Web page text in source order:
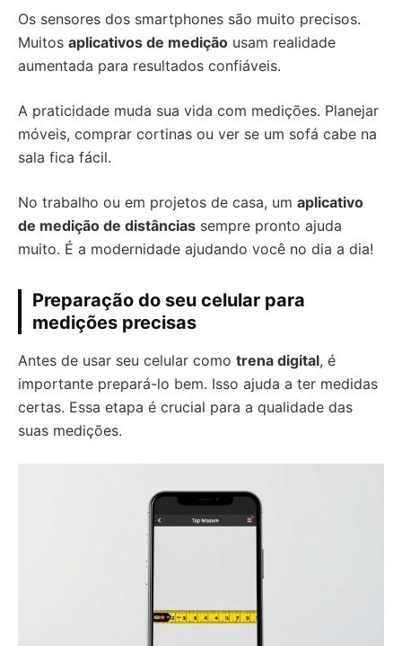
Os sensores dos smartphones são muito precisos.
Muitos aplicativos de medição usam realidade
aumentada para resultados confiáveis.
A praticidade muda sua vida com medições. Planejar
móveis, comprar cortinas ou ver se um sofá cabe na
sala fica fácil.
No trabalho ou em projetos de casa, um aplicativo
de medição de distâncias sempre pronto ajuda
muito. É a modernidade ajudando você no dia a dia!
Preparação do seu celular para
medições precisas
Antes de usar seu celular como trena digital, é
importante prepará-lo bem. Isso ajuda a ter medidas
certas. Essa etapa é crucial para a qualidade das
suas medições.